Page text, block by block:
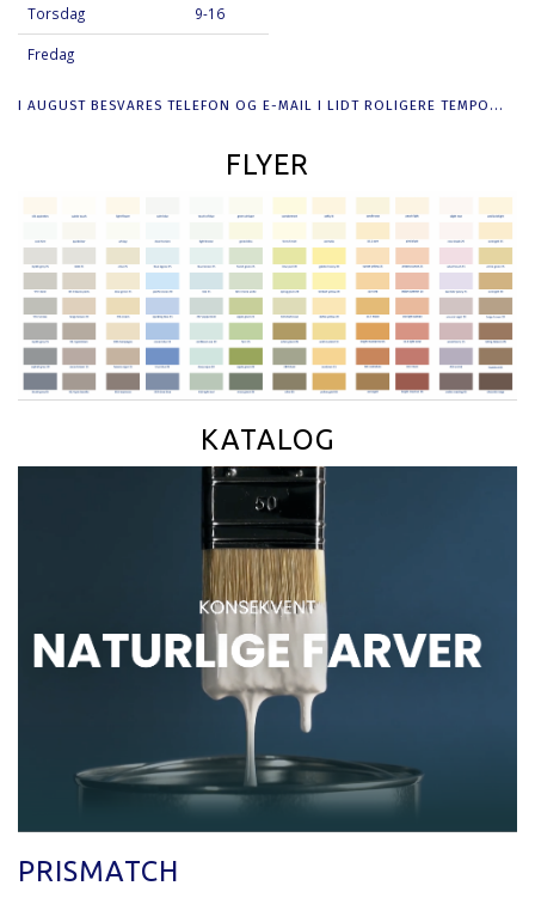
Torsdag 9-16
Fredag
I AUGUST BESVARES TELEFON OG E-MAIL I LIDT ROLIGERE TEMPO...
FLYER
KATALOG
PRISMATCH